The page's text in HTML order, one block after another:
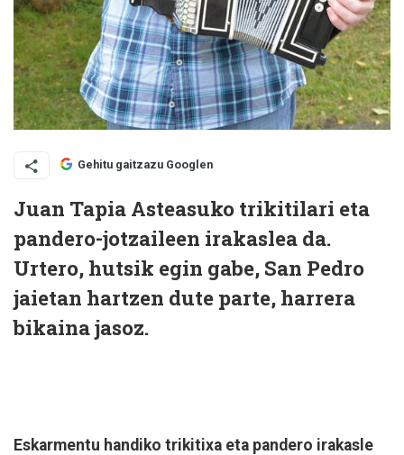
Gehitu gaitzazu Googlen
Juan Tapia Asteasuko trikitilari eta
pandero-jotzaileen irakaslea da.
Urtero, hutsik egin gabe, San Pedro
jaietan hartzen dute parte, harrera
bikaina jasoz.
Eskarmentu handiko trikitixa eta pandero irakasle